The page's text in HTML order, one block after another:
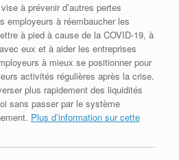
à prévenir d’autres pertes
employeurs à réembaucher les
à pied à cause de la COVID-19, à
eux et à aider les entreprises
à mieux se positionner pour
activités régulières après la crise.
plus rapidement des liquidités
sans passer par le système
Plus d’information sur cette